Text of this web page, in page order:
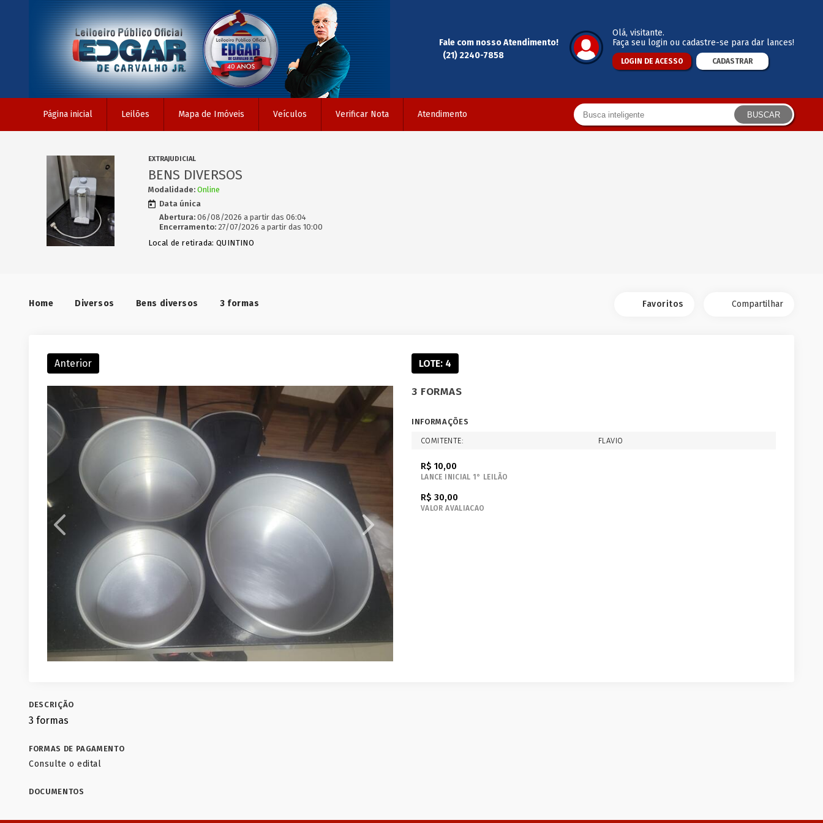
Fale com nosso Atendimento!
(21) 2240-7858
Olá, visitante.
Faça seu login ou cadastre-se para dar lances!
LOGIN DE ACESSO CADASTRAR
Página inicial Leilões Mapa de Imóveis Veículos Verificar Nota Atendimento BUSCAR
EXTRAJUDICIAL
BENS DIVERSOS
Modalidade: Online
Data única
Abertura:06/08/2026 a partir das 06:04
Encerramento:27/07/2026 a partir das 10:00
Local de retirada: QUINTINO
Home Diversos Bens diversos 3 formas Favoritos Compartilhar
Anterior LOTE: 4
3 FORMAS
INFORMAÇÕES
COMITENTE: FLAVIO
R$ 10,00
LANCE INICIAL 1° LEILÃO
R$ 30,00
VALOR AVALIACAO
DESCRIÇÃO
3 formas
FORMAS DE PAGAMENTO
Consulte o edital
DOCUMENTOS